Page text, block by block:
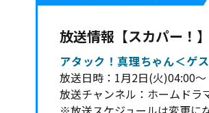
放送情報【スカパー！】
アタック！真理ちゃん＜ゲ
放送日時：1月2日(火)04:00～
放送チャンネル：ホームド